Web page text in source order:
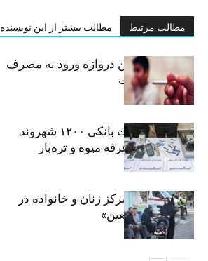
مطالب مرتبط مطالب بیشتر از این نویسنده
سیگار، مهمترین دروازه ورود به مصرف
موادمخدر است
افشای اطلاعات بانکی ۱۲۰۰ شهروند
تهرانی در یک غرفه میوه و تره‌بار
روایت حضور مرکز زنان و خانواده در
«جاماندگان اربعین»